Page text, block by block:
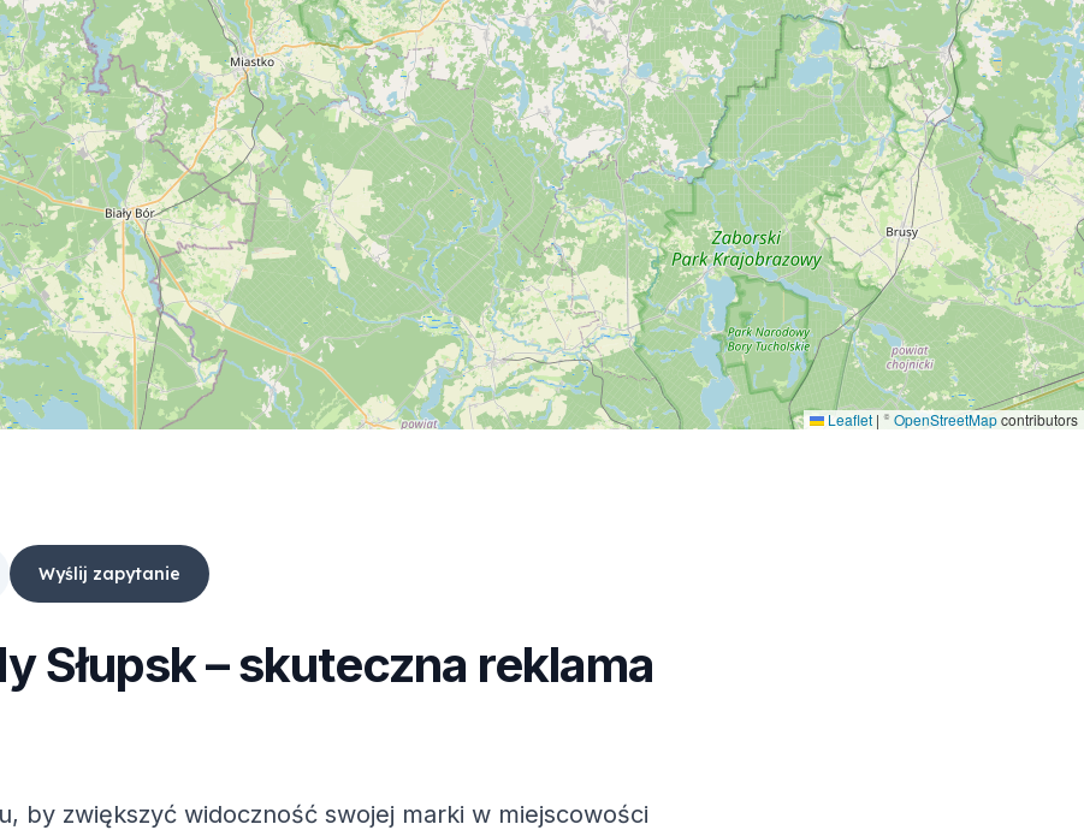
Leaflet | © OpenStreetMapcontributors
Wyślij zapytanie
Słupsk– skuteczna reklama
by zwiększyć widoczność swojej marki w miejscowości